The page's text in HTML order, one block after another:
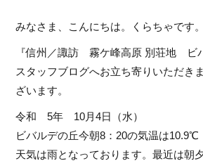
みなさま、こんにちは。くらちゃです。
『信州／諏訪 霧ケ峰高原 別荘地 ビ
スタッフブログへお立ち寄りいただき
ざいます。
令和 5年 10月4日（水）
ビバルデの丘今朝8：20の気温は
天気は雨となっております。最近は朝